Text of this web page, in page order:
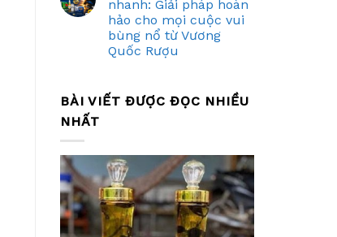
nhanh: Giải pháp hoàn
hảo cho mọi cuộc vui
bùng nổ từ Vương
Quốc Rượu
BÀI VIẾT ĐƯỢC ĐỌC NHIỀU
NHẤT